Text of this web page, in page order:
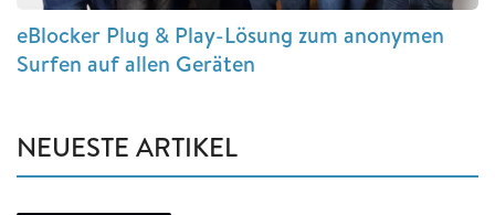
eBlocker Plug & Play-Lösung zum anonymen
Surfen auf allen Geräten
NEUESTE ARTIKEL